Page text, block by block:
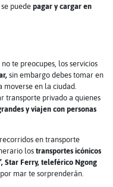
se puedepagar y cargar en
te preocupes, los servicios
sin embargo debes tomar en
moverse en la ciudad.
transporte privado a quienes
y viajen con personas
en transporte
los transportes icónicos
Star Ferry, teleférico Ngong
mar te sorprenderán.